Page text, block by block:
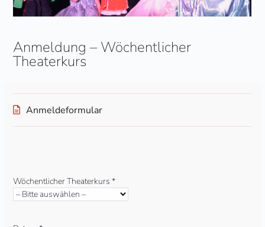
Anmeldung – Wöchentlicher
Theaterkurs
Anmeldeformular
lasse
dieses
Wöchentlicher Theaterkurs *